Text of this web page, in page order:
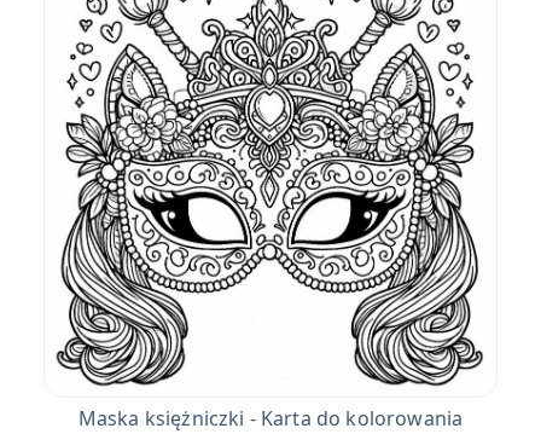
Maska księżniczki - Karta do kolorowania